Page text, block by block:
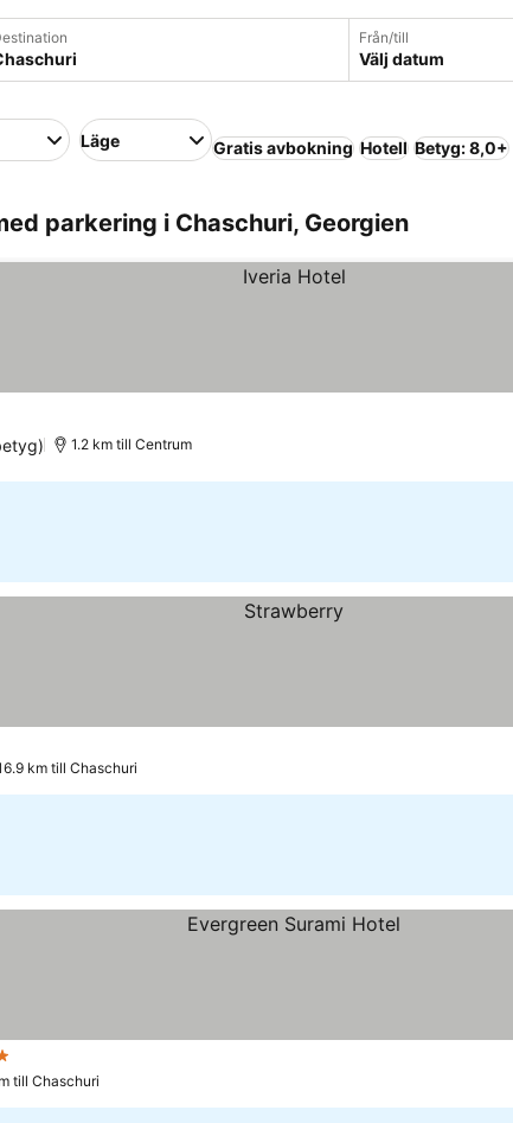
Från/till
Välj datum
Läge Gratis avbokning Hotell Betyg: 8,0+
parkering i Chaschuri, Georgien
1.2 km till Centrum
km till Chaschuri
till Chaschuri